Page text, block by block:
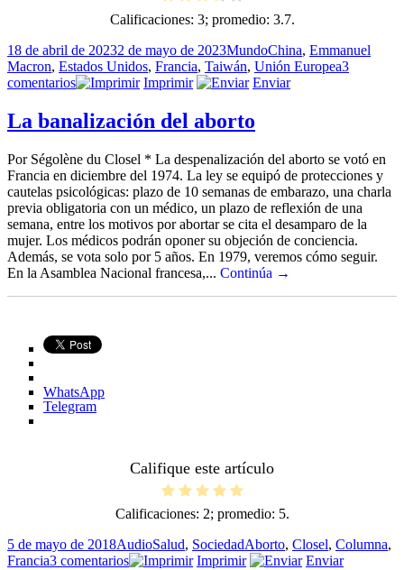
Calificaciones: 3; promedio: 3.7.
Publicado
el
18 de abril de 20232 de mayo de 2023Categorías
MundoEtiquetas
China, Emmanuel
Macron, Estados Unidos, Francia, Taiwán, Unión Europea3
comentariosen
en
Europa
Imprimir Enviar
La banalización del aborto
Por Ségolène du Closel * La despenalización del aborto se votó en
Francia en diciembre del 1974. La ley se equipó de protecciones y
cautelas psicológicas: plazo de 10 semanas de embarazo, una charla
previa obligatoria con un médico, un plazo de reflexión de una
semana, entre los motivos por abortar se cita el desamparo de la
mujer. Los médicos podrán oponer su objeción de conciencia.
Además, se vota solo por 5 años. En 1979, veremos cómo seguir.
En la Asamblea Nacional francesa,... Continúa →
WhatsApp
Telegram
Califique este artículo
Calificaciones: 2; promedio: 5.
Publicado
el
5 de mayo de 2018Formato
AudioCategorías
Salud, SociedadEtiquetas
Aborto, Closel, Columna,
Francia3 comentariosen
Imprimir Enviar